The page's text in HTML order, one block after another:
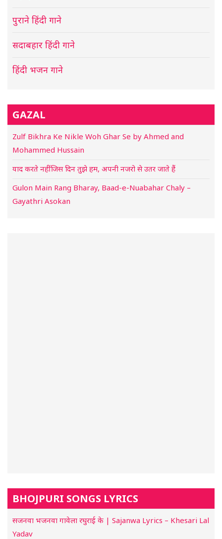
पुराने हिंदी गाने
सदाबहार हिंदी गाने
हिंदी भजन गाने
GAZAL
Zulf Bikhra Ke Nikle Woh Ghar Se by Ahmed and
Mohammed Hussain
याद करते नहीं जिस दिन तुझे हम, अपनी नजरो से उतर जाते हैं
Gulon Main Rang Bharay, Baad-e-Nuabahar Chaly –
Gayathri Asokan
BHOJPURI SONGS LYRICS
सजनवा भजनवा गावेला रघुराई के | Sajanwa Lyrics – Khesari Lal
Yadav